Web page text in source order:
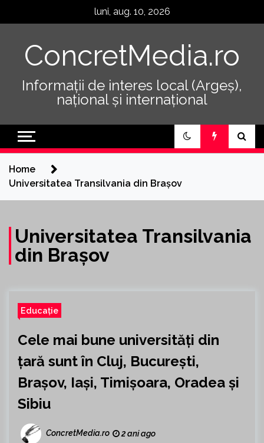
luni, aug. 10, 2026
ConcretMedia.ro
Informații de interes local (Argeș),
național și internațional
Home
Universitatea Transilvania din Brașov
Universitatea Transilvania
din Brașov
Educație
Cele mai bune universități din
țară sunt în Cluj, București,
Brașov, Iași, Timișoara, Oradea și
Sibiu
ConcretMedia.ro 2 ani ago